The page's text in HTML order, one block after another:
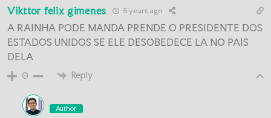
Vikttor felix gimenes 5 years ago
A RAINHA PODE MANDA PRENDE O PRESIDENTE DOS
ESTADOS UNIDOS SE ELE DESOBEDECE LA NO PAIS
DELA
0 Reply
Author